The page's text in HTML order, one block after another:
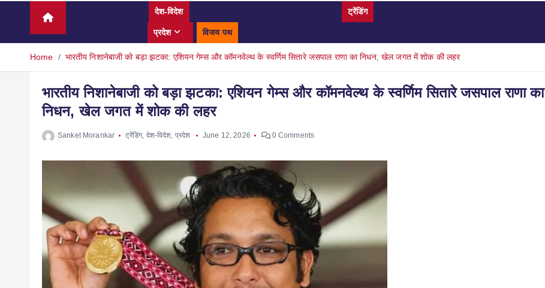
देश-विदेश ट्रेंडिंग
प्रदेश विजय पथ
Home भारतीय निशानेबाजी को बड़ा झटका: एशियन गेम्स और कॉमनवेल्थ के स्वर्णिम सितारे जसपाल राणा का निधन, खेल जगत में शोक की लहर
भारतीय निशानेबाजी को बड़ा झटका: एशियन गेम्स और कॉमनवेल्थ के स्वर्णिम सितारे जसपाल राणा का
निधन, खेल जगत में शोक की लहर
Sanket Morankar ट्रेंडिंग, देश-विदेश, प्रदेश June 12, 2026 0 Comments